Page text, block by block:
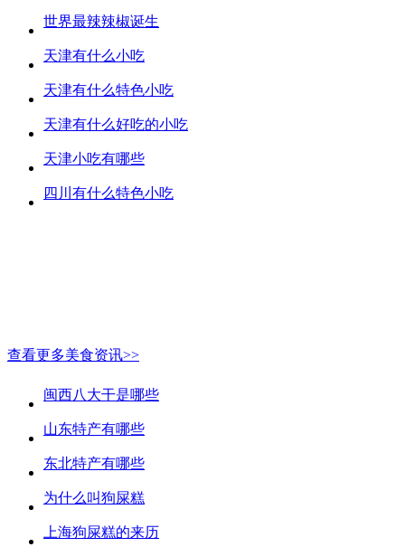
世界最辣辣椒诞生
天津有什么小吃
天津有什么特色小吃
天津有什么好吃的小吃
天津小吃有哪些
四川有什么特色小吃
查看更多美食资讯>>
闽西八大干是哪些
山东特产有哪些
东北特产有哪些
为什么叫狗屎糕
上海狗屎糕的来历